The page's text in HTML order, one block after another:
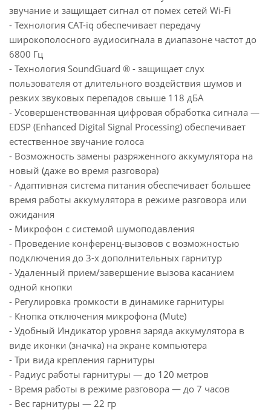
звучание и защищает сигнал от помех сетей Wi-Fi
- Технология CAT-iq обеспечивает передачу
широкополосного аудиосигнала в диапазоне частот до
6800 Гц
- Технология SoundGuard ® - защищает слух
пользователя от длительного воздействия шумов и
резких звуковых перепадов свыше 118 дБА
- Усовершенствованная цифровая обработка сигнала —
EDSP (Enhanced Digital Signal Processing) обеспечивает
естественное звучание голоса
- Возможность замены разряженного аккумулятора на
новый (даже во время разговора)
- Адаптивная система питания обеспечивает большее
время работы аккумулятора в режиме разговора или
ожидания
- Микрофон с системой шумоподавления
- Проведение конференц-вызовов с возможностью
подключения до 3-х дополнительных гарнитур
- Удаленный прием/завершение вызова касанием
одной кнопки
- Регулировка громкости в динамике гарнитуры
- Кнопка отключения микрофона (Mute)
- Удобный Индикатор уровня заряда аккумулятора в
виде иконки (значка) на экране компьютера
- Три вида крепления гарнитуры
- Радиус работы гарнитуры — до 120 метров
- Время работы в режиме разговора — до 7 часов
- Вес гарнитуры — 22 гр